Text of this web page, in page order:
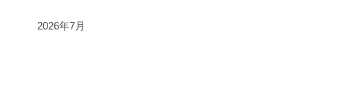
2026年7月